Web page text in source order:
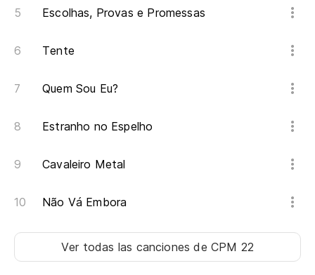
Escolhas, Provas e Promessas
Tente
Quem Sou Eu?
Estranho no Espelho
Cavaleiro Metal
Não Vá Embora
Ver todas las cancionesde CPM 22